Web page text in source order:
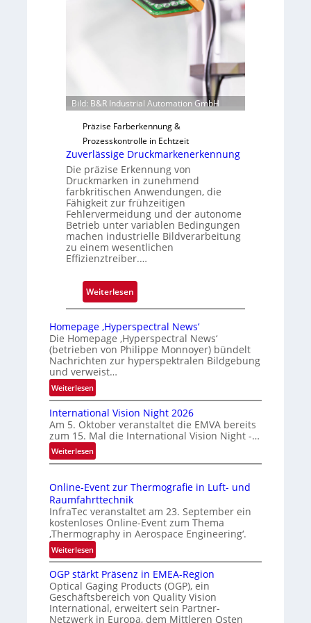
F
n
u
Bild: B&R Industrial Automation GmbH
Präzise Farberkennung &
Prozesskontrolle in Echtzeit
Zuverlässige Druckmarkenerkennung
Die präzise Erkennung von
Druckmarken in zunehmend
farbkritischen Anwendungen, die
Fähigkeit zur frühzeitigen
Fehlervermeidung und der autonome
Betrieb unter variablen Bedingungen
machen industrielle Bildverarbeitung
zu einem wesentlichen
Effizienztreiber.…
Weiterlesen:
Z
v
e
r
s
i
e
D
r
u
c
k
r
k
e
Homepage ‚Hyperspectral News‘
Die Homepage ‚Hyperspectral News‘
(betrieben von Philippe Monnoyer) bündelt
Nachrichten zur hyperspektralen Bildgebung
und verweist…
Weiterlesen:
H
o
m
e
p
a
e
‚
H
y
p
e
r
s
p
e
International Vision Night 2026
Am 5. Oktober veranstaltet die EMVA bereits
zum 15. Mal die International Vision Night -…
Weiterlesen:
I
t
e
r
n
a
t
o
n
a
Online-Event zur Thermografie in Luft- und
Raumfahrttechnik
InfraTec veranstaltet am 23. September ein
kostenloses Online-Event zum Thema
‚Thermography in Aerospace Engineering‘.
Weiterlesen:
O
n
l
i
n
OGP stärkt Präsenz in EMEA-Region
Optical Gaging Products (OGP), ein
Geschäftsbereich von Quality Vision
International, erweitert sein Partner-
Netzwerk in Europa, dem Mittleren Osten